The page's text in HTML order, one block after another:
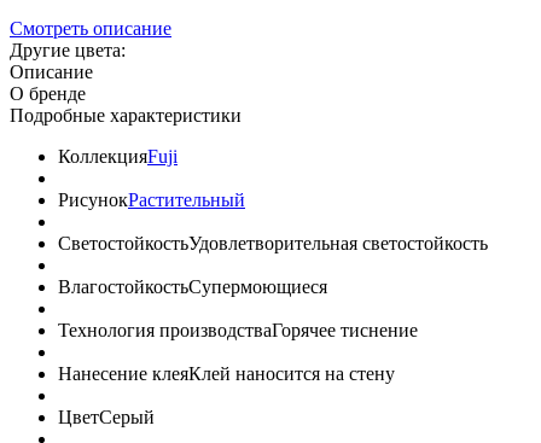
Смотреть описание
Другие цвета:
Описание
О бренде
Подробные характеристики
КоллекцияFuji
РисунокРастительный
СветостойкостьУдовлетворительная светостойкость
ВлагостойкостьСупермоющиеся
Технология производстваГорячее тиснение
Нанесение клеяКлей наносится на стену
ЦветСерый